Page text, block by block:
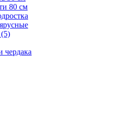
80 см
чердака